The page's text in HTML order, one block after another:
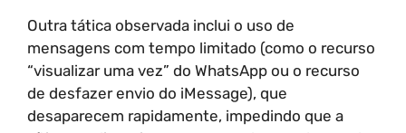
Outra tática observada inclui o uso de
mensagens com tempo limitado (como o recurso
“visualizar uma vez” do WhatsApp ou o recurso
de desfazer envio do iMessage), que
desaparecem rapidamente, impedindo que a